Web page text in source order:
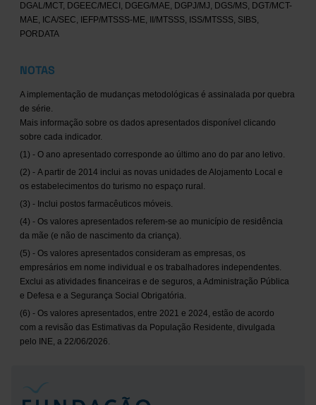
DGAL/MCT, DGEEC/MECI, DGEG/MAE, DGPJ/MJ, DGS/MS, DGT/MCT-
MAE, ICA/SEC, IEFP/MTSSS-ME, II/MTSSS, ISS/MTSSS, SIBS,
PORDATA
NOTAS
A implementação de mudanças metodológicas é assinalada por quebra
de série.
Mais informação sobre os dados apresentados disponível clicando
sobre cada indicador.
(1) - O ano apresentado corresponde ao último ano do par ano letivo.
(2) - A partir de 2014 inclui as novas unidades de Alojamento Local e
os estabelecimentos do turismo no espaço rural.
(3) - Inclui postos farmacêuticos móveis.
(4) - Os valores apresentados referem-se ao município de residência
da mãe (e não de nascimento da criança).
(5) - Os valores apresentados consideram as empresas, os
empresários em nome individual e os trabalhadores independentes.
Exclui as atividades financeiras e de seguros, a Administração Pública
e Defesa e a Segurança Social Obrigatória.
(6) - Os valores apresentados, entre 2021 e 2024, estão de acordo
com a revisão das Estimativas da População Residente, divulgada
pelo INE, a 22/06/2026.